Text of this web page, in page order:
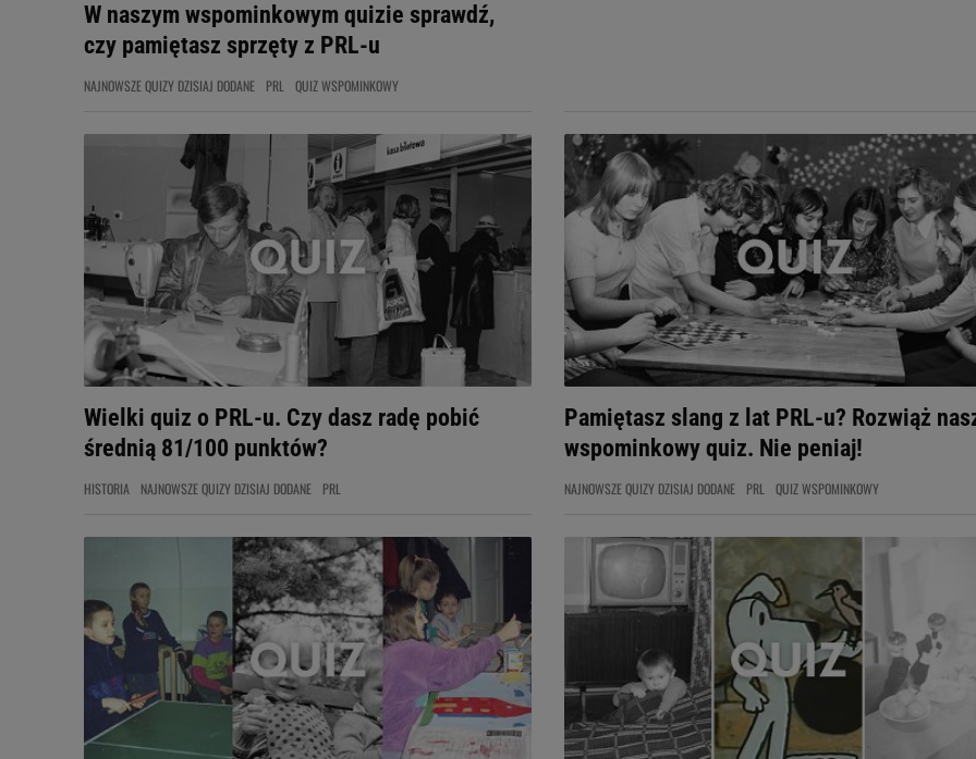
W naszym wspominkowym quizie sprawdź,
czy pamiętasz sprzęty z PRL-u
NAJNOWSZE QUIZY DZISIAJ DODANE PRL QUIZ WSPOMINKOWY
Wielki quiz o PRL-u. Czy dasz radę pobić
średnią 81/100 punktów?
HISTORIA NAJNOWSZE QUIZY DZISIAJ DODANE PRL
Pamiętasz slang z lat PRL-u? Rozwiąż
wspominkowy quiz. Nie peniaj!
NAJNOWSZE QUIZY DZISIAJ DODANE PRL QUIZ WSPOMINKOWY